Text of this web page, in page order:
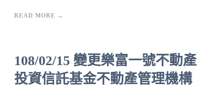
READ MORE →
108/02/15 變更樂富一號不動產
投資信託基金不動產管理機構